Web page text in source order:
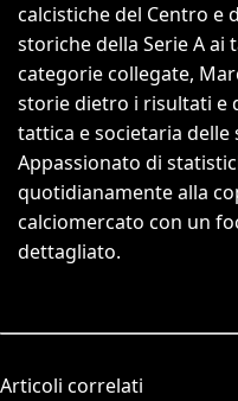
calcistiche del Centro e
storiche della Serie A
categorie collegate,
storie dietro i risultati e
tattica e societaria
Appassionato di
quotidianamente alla
calciomercato con un
dettagliato.
Articoli correlati